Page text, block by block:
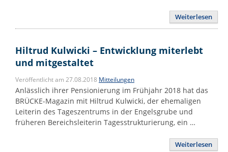
Weiterlesen
Hiltrud Kulwicki – Entwicklung miterlebt
und mitgestaltet
Veröffentlicht am 27.08.2018 Mitteilungen
Anlässlich ihrer Pensionierung im Frühjahr 2018 hat das
BRÜCKE-Magazin mit Hiltrud Kulwicki, der ehemaligen
Leiterin des Tageszentrums in der Engelsgrube und
früheren Bereichsleiterin Tagesstrukturierung, ein …
Weiterlesen